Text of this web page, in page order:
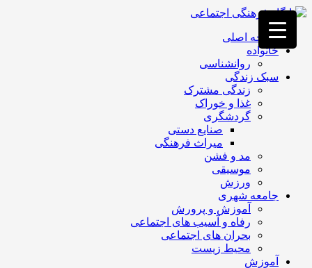
فصد
خون
غرب
تهران
خشکشویی
تصفیه
تهران
صفحه اصلی
خانواده
روانشناسی
سبک زندگی
زندگی مشترک
غذا و خوراک
گردشگری
صنایع دستی
میراث فرهنگی
مد و فشن
موسیقی
ورزش
جامعه شهری
آموزش و پرورش
رفاه و آسیب های اجتماعی
بحران های اجتماعی
محیط زیست
آموزش